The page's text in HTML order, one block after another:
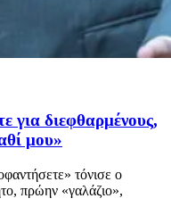
διεφθαρμένους,
μου»
τόνισε ο
πρώην «γαλάζιο»,